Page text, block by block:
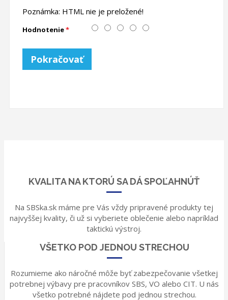
Poznámka: HTML nie je preložené!
Hodnotenie
Pokračovať
KVALITA NA KTORÚ SA DÁ SPOĽAHNÚŤ
Na SBSka.sk máme pre Vás vždy pripravené produkty tej
najvyššej kvality, či už si vyberiete oblečenie alebo napríklad
taktickú výstroj.
VŠETKO POD JEDNOU STRECHOU
Rozumieme ako náročné môže byť zabezpečovanie všetkej
potrebnej výbavy pre pracovníkov SBS, VO alebo CIT. U nás
všetko potrebné nájdete pod jednou strechou.